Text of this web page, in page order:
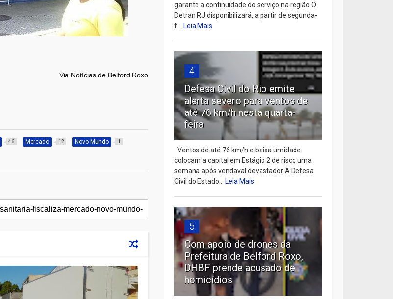
Via Notícias de Belford Roxo
46 Mercado 12 Novo Mundo 1
garante a continuidade do serviço na região O
Detran RJ disponibilizará, a partir de segunda-
f...Leia Mais
4
Defesa Civil do Rio emite
alerta severo para ventos de
até 76 km/h nesta quarta-
feira
Ventos de até 76 km/h e baixa umidade
colocam a capital em Estágio 2 de risco uma
semana após vendaval devastador A Defesa
Civil do Estado...Leia Mais
5
Com apoio de drones da
Prefeitura de Belford Roxo,
DHBF prende acusado de
homicídios